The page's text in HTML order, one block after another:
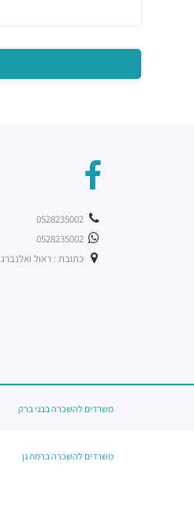
כתובת : ראול ואלנברג 6 רמת החייל, תל אביב
משרדים להשכרה בבני ברק
משרדים להשכרה ברמת גן